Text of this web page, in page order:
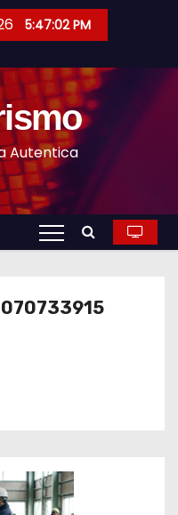
5:47:02 PM
Autentica